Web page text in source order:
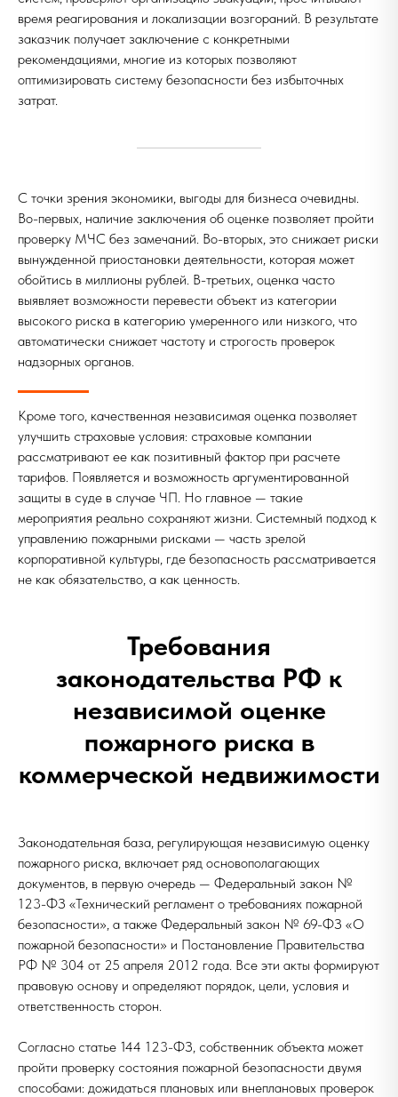
время реагирования и локализации возгораний. В результате
заказчик получает заключение с конкретными
рекомендациями, многие из которых позволяют
оптимизировать систему безопасности без избыточных
затрат.
С точки зрения экономики, выгоды для бизнеса очевидны.
Во-первых, наличие заключения об оценке позволяет пройти
проверку МЧС без замечаний. Во-вторых, это снижает риски
вынужденной приостановки деятельности, которая может
обойтись в миллионы рублей. В-третьих, оценка часто
выявляет возможности перевести объект из категории
высокого риска в категорию умеренного или низкого, что
автоматически снижает частоту и строгость проверок
надзорных органов.
Кроме того, качественная независимая оценка позволяет
улучшить страховые условия: страховые компании
рассматривают ее как позитивный фактор при расчете
тарифов. Появляется и возможность аргументированной
защиты в суде в случае ЧП. Но главное — такие
мероприятия реально сохраняют жизни. Системный подход к
управлению пожарными рисками — часть зрелой
корпоративной культуры, где безопасность рассматривается
не как обязательство, а как ценность.
Требования
законодательства РФ к
независимой оценке
пожарного риска в
коммерческой недвижимости
Законодательная база, регулирующая независимую оценку
пожарного риска, включает ряд основополагающих
документов, в первую очередь — Федеральный закон №
123-ФЗ «Технический регламент о требованиях пожарной
безопасности», а также Федеральный закон № 69-ФЗ «О
пожарной безопасности» и Постановление Правительства
РФ № 304 от 25 апреля 2012 года. Все эти акты формируют
правовую основу и определяют порядок, цели, условия и
ответственность сторон.
Согласно статье 144 123-ФЗ, собственник объекта может
пройти проверку состояния пожарной безопасности двумя
способами: дожидаться плановых или внеплановых проверок